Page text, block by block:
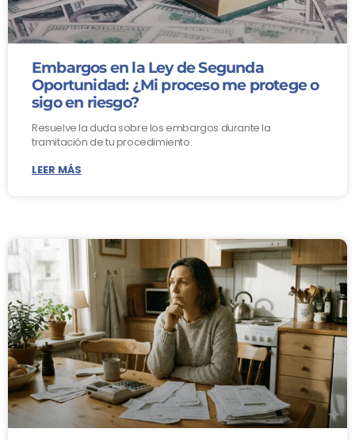
Embargos en la Ley de Segunda
Oportunidad: ¿Mi proceso me protege o
sigo en riesgo?
Resuelve la duda sobre los embargos durante la
tramitación de tu procedimiento.
LEER MÁS